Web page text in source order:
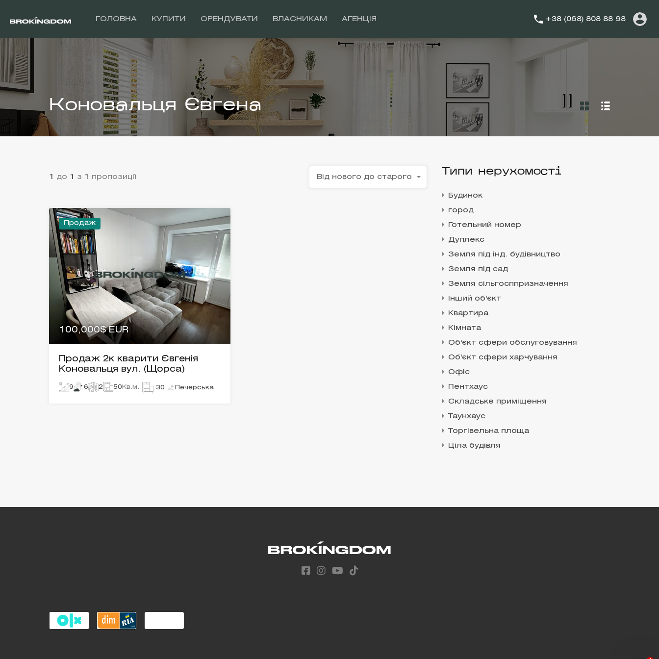
ГОЛОВНА КУПИТИ ОРЕНДУВАТИ ВЛАСНИКАМ АГЕНЦІЯ +38 (068) 808 88 98
Коновальця Євгена
1 до 1 з 1 пропозиції Від нового до старого
Продаж
100,000$ EUR
Продаж 2к кварити Євгенія
Коновальця вул. (Щорса)
9 6 2 50 Кв.м. 30 Печерська
Типи нерухомості
Будинок
город
Готельний номер
Дуплекс
Земля під інд. будівництво
Земля під сад
Земля сільгосппризначення
Інший об'єкт
Квартира
Кімната
Об'єкт сфери обслуговування
Об'єкт сфери харчування
Офіс
Пентхаус
Складське приміщення
Таунхаус
Торгівельна площа
Ціла будівля